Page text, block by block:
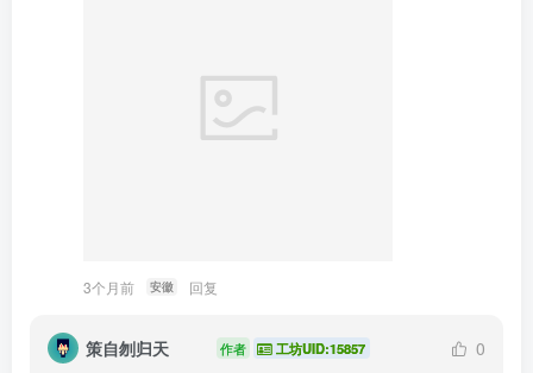
3个月前 安徽 回复
策自刎归天 作者 工坊UID:15857
0